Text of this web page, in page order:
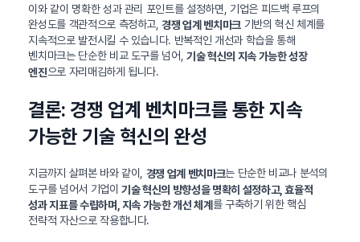
이와 같이 명확한 성과 관리 포인트를 설정하면, 기업은 피드백 루프의
완성도를 객관적으로 측정하고,경쟁 업계 벤치마크기반의 혁신 체계를
지속적으로 발전시킬 수 있습니다. 반복적인 개선과 학습을 통해
벤치마크는 단순한 비교 도구를 넘어,기술 혁신의 지속 가능한 성장
엔진으로 자리매김하게 됩니다.
결론: 경쟁 업계 벤치마크를 통한 지속
가능한 기술 혁신의 완성
지금까지 살펴본 바와 같이, 경쟁 업계 벤치마크는 단순한 비교나 분석의
도구를 넘어서 기업이기술 혁신의 방향성을 명확히 설정하고, 효율적
성과 지표를 수립하며, 지속 가능한 개선 체계 를 구축하기 위한 핵심
전략적 자산으로 작용합니다.